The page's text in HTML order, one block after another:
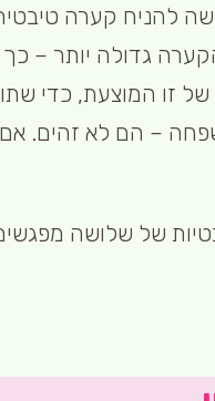
להניח קערה
גדולה יותר –
זו המוצעת, כדי
– הם לא זהים.
של שלושה